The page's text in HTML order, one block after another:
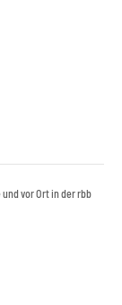
vor Ort in der rbb